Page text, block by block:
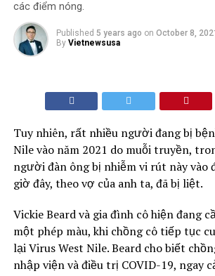
các điểm nóng.
Published 5 years ago on October 8, 2021
By Vietnewsusa
Tuy nhiên, rất nhiều người đang bị
Nile vào năm 2021 do muỗi truyền,
người đàn ông bị nhiễm vi rút này vào
giờ đây, theo vợ của anh ta, đã bị liệt.
Vickie Beard và gia đình cô hiện đang
một phép màu, khi chồng cô tiếp tục
lại Virus West Nile. Beard cho biết
nhập viện và điều trị COVID-19, ngay